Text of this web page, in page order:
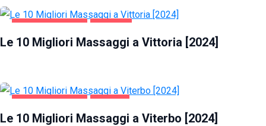
INTRATTENIMENTO VITTORIA
Le 10 Migliori Massaggi a Vittoria [2024]
INTRATTENIMENTO VITERBO
Le 10 Migliori Massaggi a Viterbo [2024]